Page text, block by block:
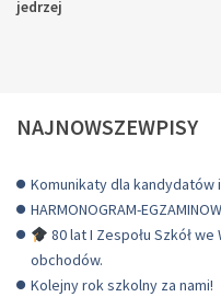
jedrzej
NAJNOWSZEWPISY
Komunikaty dla kandydatów
HARMONOGRAM-
80 lat I Zespołu Szkół we
obchodów.
Kolejny rok szkolny za nami!